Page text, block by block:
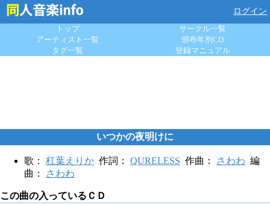
ログイン
トップ
サークル一覧
アーティスト一覧
頒布年別CD
タグ一覧
登録マニュアル
いつかの夜明けに
歌： 杠葉えりか 作詞： QURELESS 作曲： さわわ 編
曲：
さわわ
この曲の入っているＣＤ